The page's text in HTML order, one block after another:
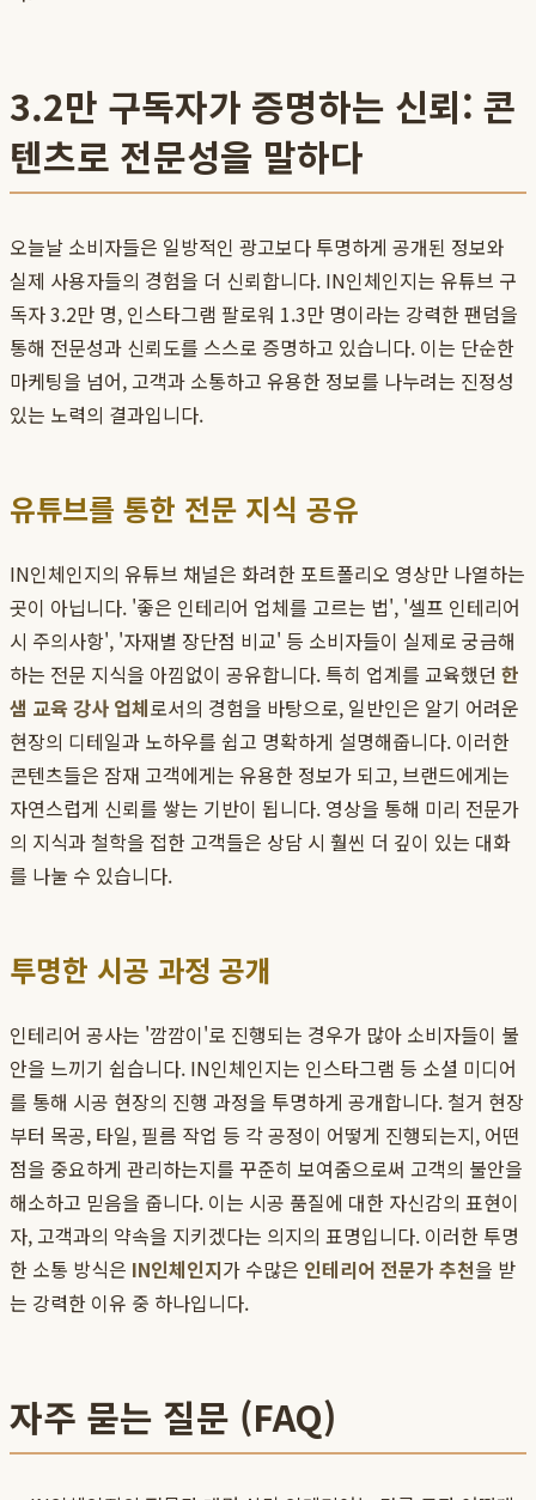
3.2만 구독자가 증명하는 신뢰: 콘
텐츠로 전문성을 말하다
오늘날 소비자들은 일방적인 광고보다 투명하게 공개된 정보와
실제 사용자들의 경험을 더 신뢰합니다. IN인체인지는 유튜브 구
독자 3.2만 명, 인스타그램 팔로워 1.3만 명이라는 강력한 팬덤을
통해 전문성과 신뢰도를 스스로 증명하고 있습니다. 이는 단순한
마케팅을 넘어, 고객과 소통하고 유용한 정보를 나누려는 진정성
있는 노력의 결과입니다.
유튜브를 통한 전문 지식 공유
IN인체인지의 유튜브 채널은 화려한 포트폴리오 영상만 나열하는
곳이 아닙니다. '좋은 인테리어 업체를 고르는 법', '셀프 인테리어
시 주의사항', '자재별 장단점 비교' 등 소비자들이 실제로 궁금해
하는 전문 지식을 아낌없이 공유합니다. 특히 업계를 교육했던 한
샘 교육 강사 업체로서의 경험을 바탕으로, 일반인은 알기 어려운
현장의 디테일과 노하우를 쉽고 명확하게 설명해줍니다. 이러한
콘텐츠들은 잠재 고객에게는 유용한 정보가 되고, 브랜드에게는
자연스럽게 신뢰를 쌓는 기반이 됩니다. 영상을 통해 미리 전문가
의 지식과 철학을 접한 고객들은 상담 시 훨씬 더 깊이 있는 대화
를 나눌 수 있습니다.
투명한 시공 과정 공개
인테리어 공사는 '깜깜이'로 진행되는 경우가 많아 소비자들이 불
안을 느끼기 쉽습니다. IN인체인지는 인스타그램 등 소셜 미디어
를 통해 시공 현장의 진행 과정을 투명하게 공개합니다. 철거 현장
부터 목공, 타일, 필름 작업 등 각 공정이 어떻게 진행되는지, 어떤
점을 중요하게 관리하는지를 꾸준히 보여줌으로써 고객의 불안을
해소하고 믿음을 줍니다. 이는 시공 품질에 대한 자신감의 표현이
자, 고객과의 약속을 지키겠다는 의지의 표명입니다. 이러한 투명
한 소통 방식은 IN인체인지가 수많은 인테리어 전문가 추천을 받
는 강력한 이유 중 하나입니다.
자주 묻는 질문 (FAQ)